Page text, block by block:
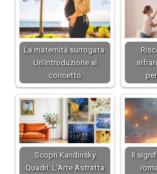
La maternità surrogata:
Un'introduzione al
concetto
Scopri Kandinsky
Quadri: L’Arte Astratta
Il